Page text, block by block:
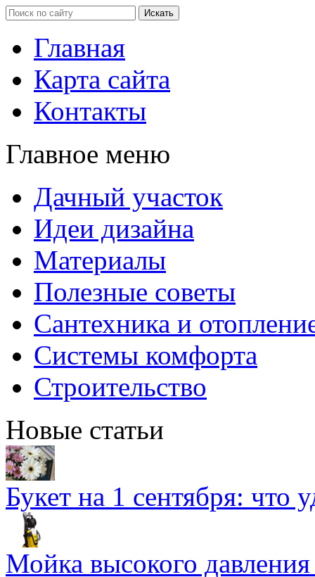
Главная
Карта сайта
Контакты
Главное меню
Дачный участок
Идеи дизайна
Материалы
Полезные советы
Сантехника и
Системы комфорта
Строительство
Новые статьи
Букет на 1 сентября: что
Мойка высокого